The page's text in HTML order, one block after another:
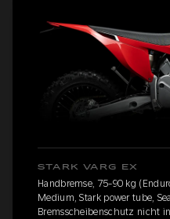
STARK VARG EX
Handbremse, 75-90 kg
Medium, Stark power tube,
Bremsscheibenschutz nicht